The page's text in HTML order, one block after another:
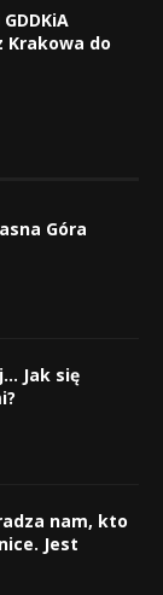
Krakowa do
Góra
Jak się
nam, kto
Jest